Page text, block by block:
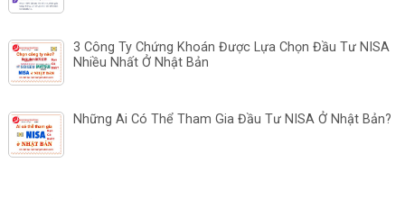
3 Công Ty Chứng Khoán Được Lựa Chọn Đầu Tư NISA
Nhiều Nhất Ở Nhật Bản
Những Ai Có Thể Tham Gia Đầu Tư NISA Ở Nhật Bản?